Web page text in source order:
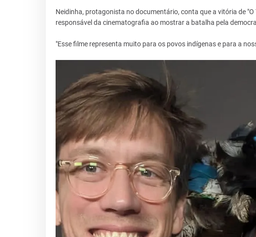
Neidinha, protagonista no documentário, conta que a vitória de
responsável da cinematografia ao mostrar a batalha pela
"Esse filme representa muito para os povos indígenas e para a